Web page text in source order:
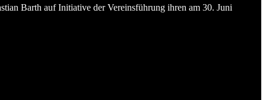
Barth auf Initiative der Vereinsführung ihren am 30. Juni